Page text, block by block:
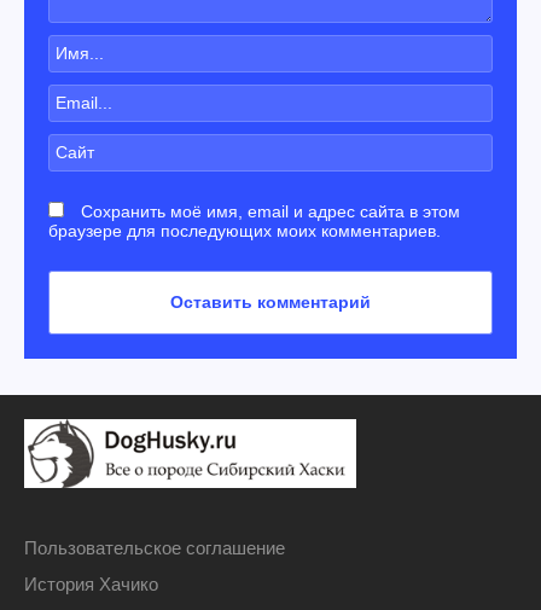
Сохранить моё имя, email и адрес сайта в этом
браузере для последующих моих комментариев.
Пользовательское соглашение
История Хачико